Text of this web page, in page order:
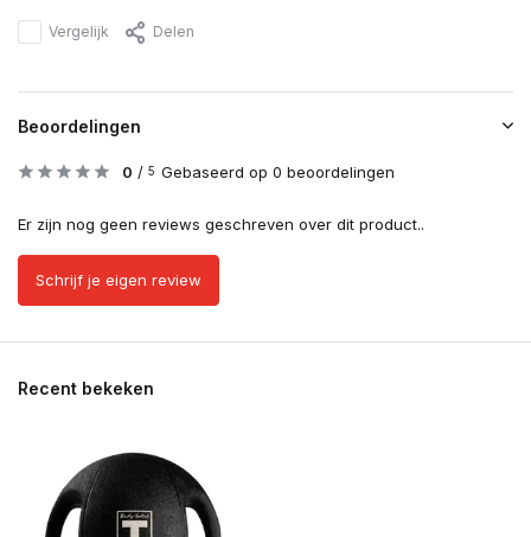
Vergelijk Delen
Beoordelingen
0 / 5 Gebaseerd op 0 beoordelingen
Er zijn nog geen reviews geschreven over dit product..
Schrijf je eigen review
Recent bekeken